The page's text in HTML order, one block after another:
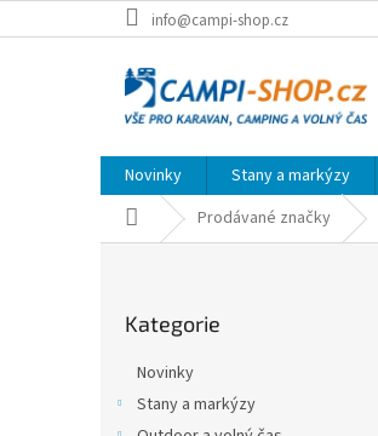
na
info@campi-shop.cz
Novinky Stany a markýzy
Domů Prodávané značky
kategorie
Kategorie
Novinky
Stany a markýzy